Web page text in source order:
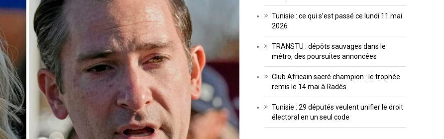
Tunisie : ce qui s’est passé ce lundi 11 mai
2026
TRANSTU : dépôts sauvages dans le
métro, des poursuites annoncées
Club Africain sacré champion : le trophée
remis le 14 mai à Radès
Tunisie : 29 députés veulent unifier le droit
électoral en un seul code